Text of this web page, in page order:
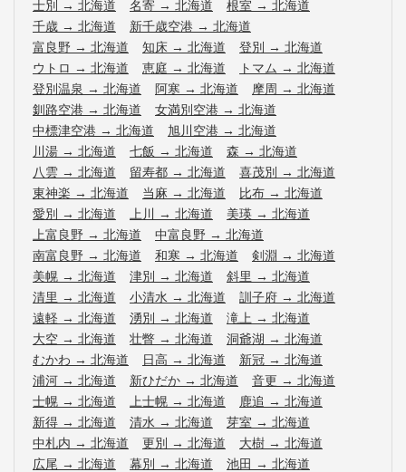
士別 → 北海道 名寄 → 北海道 根室 → 北海道
千歳 → 北海道 新千歳空港 → 北海道
富良野 → 北海道 知床 → 北海道 登別 → 北海道
ウトロ → 北海道 恵庭 → 北海道 トマム → 北海道
登別温泉 → 北海道 阿寒 → 北海道 摩周 → 北海道
釧路空港 → 北海道 女満別空港 → 北海道
中標津空港 → 北海道 旭川空港 → 北海道
川湯 → 北海道 七飯 → 北海道 森 → 北海道
八雲 → 北海道 留寿都 → 北海道 喜茂別 → 北海道
東神楽 → 北海道 当麻 → 北海道 比布 → 北海道
愛別 → 北海道 上川 → 北海道 美瑛 → 北海道
上富良野 → 北海道 中富良野 → 北海道
南富良野 → 北海道 和寒 → 北海道 剣淵 → 北海道
美幌 → 北海道 津別 → 北海道 斜里 → 北海道
清里 → 北海道 小清水 → 北海道 訓子府 → 北海道
遠軽 → 北海道 湧別 → 北海道 滝上 → 北海道
大空 → 北海道 壮瞥 → 北海道 洞爺湖 → 北海道
むかわ → 北海道 日高 → 北海道 新冠 → 北海道
浦河 → 北海道 新ひだか → 北海道 音更 → 北海道
士幌 → 北海道 上士幌 → 北海道 鹿追 → 北海道
新得 → 北海道 清水 → 北海道 芽室 → 北海道
中札内 → 北海道 更別 → 北海道 大樹 → 北海道
広尾 → 北海道 幕別 → 北海道 池田 → 北海道